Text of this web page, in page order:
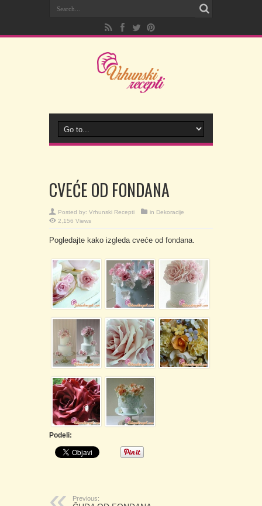
CVEĆE OD FONDANA
Posted by: Vrhunski Recepti in Dekoracije
2,156 Views
Pogledajte kako izgleda cveće od fondana.
Podeli:
Previous: